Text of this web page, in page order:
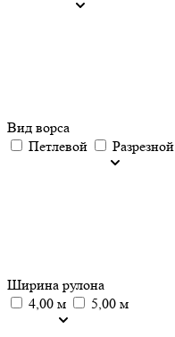
Вид ворса
Петлевой
Разрезной
Ширина рулона
4,00 м
5,00 м